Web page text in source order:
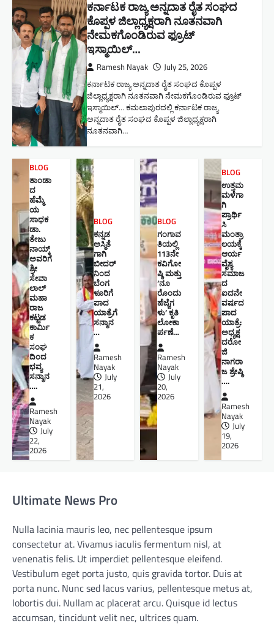
ಕರ್ನಾಟಕ ರಾಜ್ಯ ಅನ್ನದಾತ ರೈತ ಸಂಘದ
ಕೊಪ್ಪಳ ಜಿಲ್ಲಾಧ್ಯಕ್ಷರಾಗಿ ನೂತನವಾಗಿ
ನೇಮಕಗೊಂಡಿರುವ ಫ್ರೂಟ್
ಇಸ್ಮಾಯಿಲ್…
Ramesh Nayak July 25, 2026
ಕರ್ನಾಟಕ ರಾಜ್ಯ ಅನ್ನದಾತ ರೈತ ಸಂಘದ ಕೊಪ್ಪಳ
ಜಿಲ್ಲಾಧ್ಯಕ್ಷರಾಗಿ ನೂತನವಾಗಿ ನೇಮಕಗೊಂಡಿರುವ ಫ್ರೂಟ್
ಇಸ್ಮಾಯಿಲ್… ಕಮಲಾಪುರದಲ್ಲಿ ಕರ್ನಾಟಕ ರಾಜ್ಯ
ಅನ್ನದಾತ ರೈತ ಸಂಘದ ಕೊಪ್ಪಳ ಜಿಲ್ಲಾಧ್ಯಕ್ಷರಾಗಿ
ನೂತನವಾಗಿ…
BLOG
ತಾಂಡಾ
ದ
ಹೆಮ್ಮೆ
ಯ
ಸಾಧಕ
ಡಾ.
ತೇಜು
ನಾಯ್ಕ್
ಅವರಿಗೆ
ಶ್ರೀ
ಸೇವಾ
ಲಾಲ್
ಮಹಾ
ರಾಜ
ಕಟ್ಟಡ
ಕಾರ್ಮಿ
ಕ
ಸಂಘ
ದಿಂದ
ಭವ್ಯ
ಸನ್ಮಾನ
….
Ramesh
Nayak
July
22,
2026
BLOG
ಕನ್ನಡ
ಅಸ್ಮಿತೆ
ಗಾಗಿ
ಬೀದರ್
ನಿಂದ
ಬೆಂಗ
ಳೂರಿಗೆ
ಪಾದ
ಯಾತ್ರೆಗೆ
ಸನ್ಮಾನ
…
Ramesh
Nayak
July
21,
2026
BLOG
ಗಂಗಾವ
ತಿಯಲ್ಲಿ
113ನೇ
ಕವಿಗೋ
ಷ್ಠಿ ಮತ್ತು
‘ನೂ
ರೊಂದು
ಹೆಜ್ಜೆಗ
ಳು’ ಕೃತಿ
ಲೋಕಾ
ರ್ಪಣೆ…
Ramesh
Nayak
July
20,
2026
BLOG
ಉತ್ತಮ
ಮಳೆಗಾ
ಗಿ
ಪ್ರಾರ್ಥಿ
ಸಿ
ಮಂತ್ರಾ
ಲಯಕ್ಕೆ
ಆರ್ಯ
ವೈಶ್ಯ
ಸಮಾಜ
ದ
ಐದನೇ
ವರ್ಷದ
ಪಾದ
ಯಾತ್ರೆ:
ಅಧ್ಯಕ್ಷ
ದರೋ
ಜಿ
ನಾಗರಾ
ಜ ಶ್ರೇಷ್ಠಿ ​
….
Ramesh
Nayak
July
19,
2026
Ultimate News Pro
Nulla lacinia mauris leo, nec pellentesque ipsum
consectetur at. Vivamus iaculis fermentum nisl, at
venenatis felis. Ut imperdiet pellentesque eleifend.
Vestibulum eget porta justo, quis gravida tortor. Duis at
porta nunc. Nunc sed lacus varius, pellentesque metus at,
lobortis dui. Nullam ac placerat arcu. Quisque id lectus
accumsan, tincidunt velit nec, ultrices quam.